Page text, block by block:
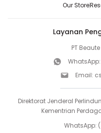
Our Store
Layanan
PT
WhatsApp:
Email:
Direktorat Jenderal
Kementrian
WhatsApp: